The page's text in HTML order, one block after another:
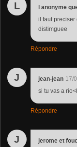
L l anonyme
il faut preciser
distimguee
Répondre
J jean-jean 17/
si tu vas a
Répondre
J jerome et